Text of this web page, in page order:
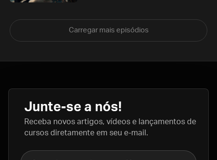
Carregar mais episódios
Junte-se a nós!
Receba novos artigos, vídeos e lançamentos de
cursos diretamente em seu e-mail.
Nome completo